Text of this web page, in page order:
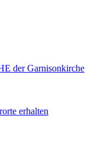
der Garnisonkirche
erhalten